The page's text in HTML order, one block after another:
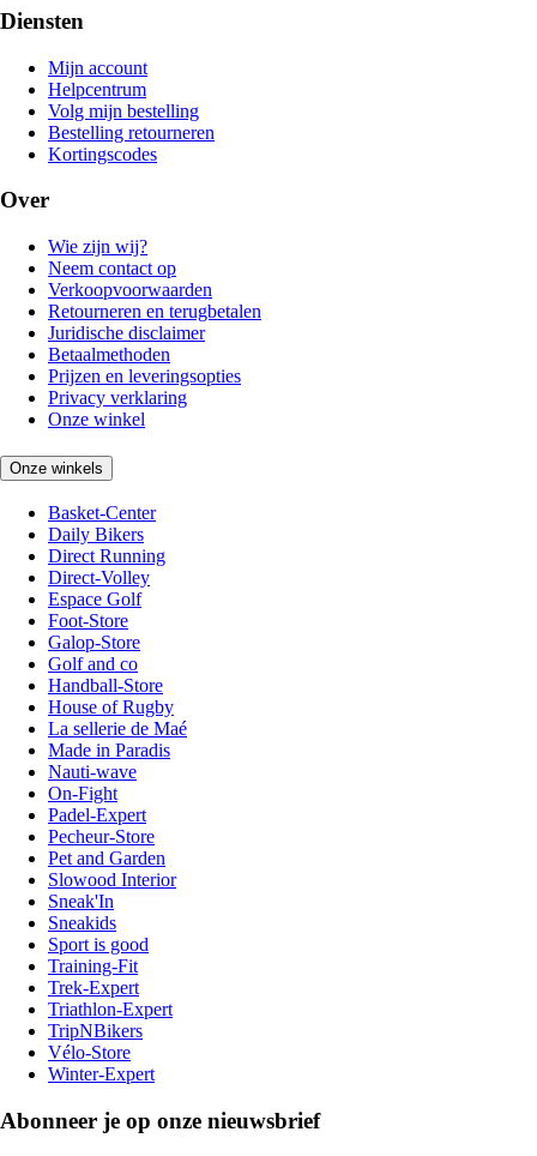
Diensten
Mijn account
Helpcentrum
Volg mijn bestelling
Bestelling retourneren
Kortingscodes
Over
Wie zijn wij?
Neem contact op
Verkoopvoorwaarden
Retourneren en terugbetalen
Juridische disclaimer
Betaalmethoden
Prijzen en leveringsopties
Privacy verklaring
Onze winkel
Onze winkels
Basket-Center
Daily Bikers
Direct Running
Direct-Volley
Espace Golf
Foot-Store
Galop-Store
Golf and co
Handball-Store
House of Rugby
La sellerie de Maé
Made in Paradis
Nauti-wave
On-Fight
Padel-Expert
Pecheur-Store
Pet and Garden
Slowood Interior
Sneak'In
Sneakids
Sport is good
Training-Fit
Trek-Expert
Triathlon-Expert
TripNBikers
Vélo-Store
Winter-Expert
Abonneer je op onze nieuwsbrief